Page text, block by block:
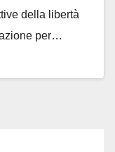
della libertà
per…